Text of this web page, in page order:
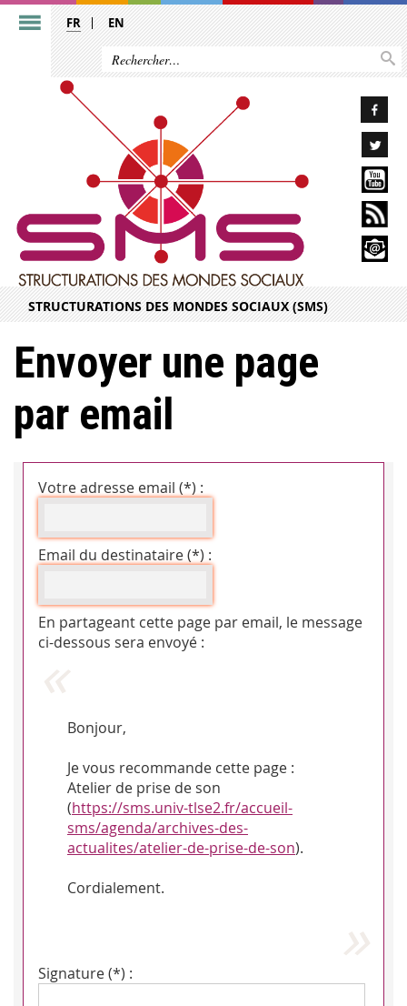
FR EN
STRUCTURATIONS DES MONDES SOCIAUX (SMS)
Envoyer une page
par email
Votre adresse email (*) :
Email du destinataire (*) :
En partageant cette page par email, le message
ci-dessous sera envoyé :
Bonjour,
Je vous recommande cette page :
Atelier de prise de son
(https://sms.univ-tlse2.fr/accueil-
sms/agenda/archives-des-
actualites/atelier-de-prise-de-son).
Cordialement.
Signature (*) :